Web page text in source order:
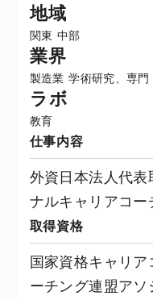
地域
関東 中部
業界
製造業 学術研究、専
ラボ
教育
仕事内容
外資日本法人代表
ナルキャリアコー
取得資格
国家資格キャリ
ーチング連盟アソ